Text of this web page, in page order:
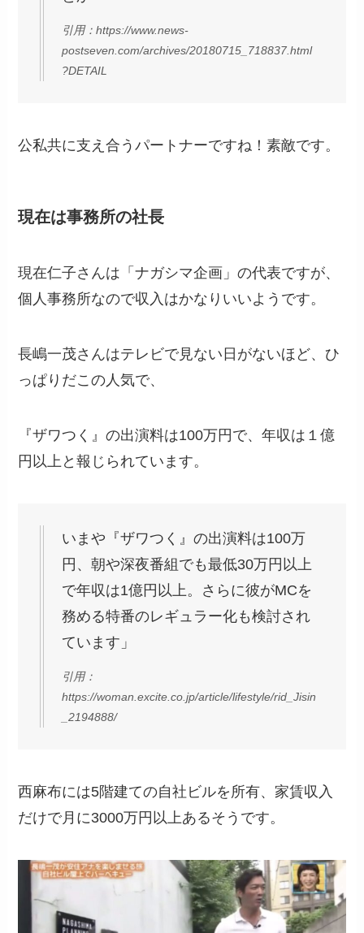
引用：https://www.news-
postseven.com/archives/20180715_718837.html
?DETAIL
公私共に支え合うパートナーですね！素敵です。
現在は事務所の社長
現在仁子さんは「ナガシマ企画」の代表ですが、
個人事務所なので収入はかなりいいようです。
長嶋一茂さんはテレビで見ない日がないほど、ひ
っぱりだこの人気で、
『ザワつく』の出演料は100万円で、年収は１億
円以上と報じられています。
いまや『ザワつく』の出演料は100万
円、朝や深夜番組でも最低30万円以上
で年収は1億円以上。さらに彼がMCを
務める特番のレギュラー化も検討され
ています」
引用：
https://woman.excite.co.jp/article/lifestyle/rid_Jisin
_2194888/
西麻布には5階建ての自社ビルを所有、家賃収入
だけで月に3000万円以上あるそうです。